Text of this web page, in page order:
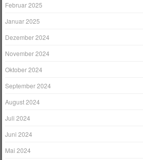
Februar 2025
Januar 2025
Dezember 2024
November 2024
Oktober 2024
September 2024
August 2024
Juli 2024
Juni 2024
Mai 2024